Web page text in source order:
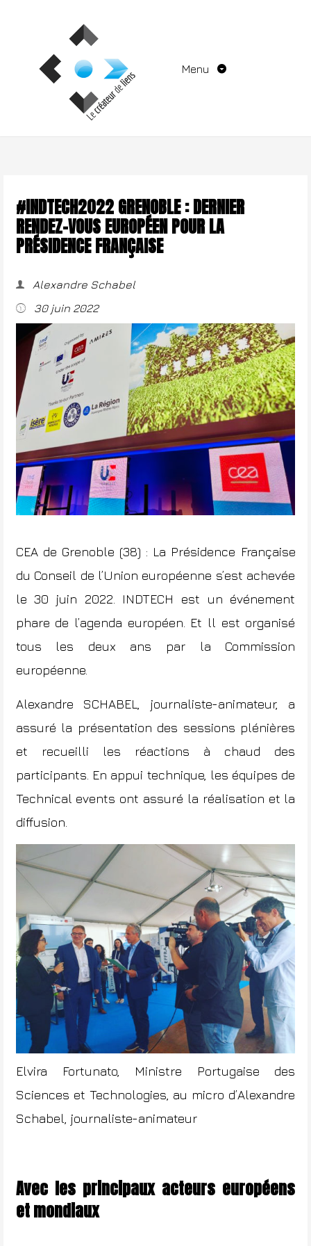
Menu
#INDTECH2022 GRENOBLE : DERNIER
RENDEZ-VOUS EUROPÉEN POUR LA
PRÉSIDENCE FRANÇAISE
Alexandre Schabel
30 juin 2022
CEA de Grenoble (38) : La Présidence Française
du Conseil de l’Union européenne s’est achevée
le 30 juin 2022. INDTECH
est un événement
phare de l’agenda européen. Et ll est organisé
tous les deux ans par la Commission
européenne.
Alexandre SCHABEL, journaliste-animateur, a
assuré la présentation des sessions plénières
et recueilli les réactions à chaud des
participants. En appui technique, les équipes de
Technical events ont assuré la réalisation et la
diffusion.
Elvira Fortunato, Ministre Portugaise des
Sciences et Technologies, au micro d’Alexandre
Schabel, journaliste-animateur
Avec les principaux acteurs européens
et mondiaux